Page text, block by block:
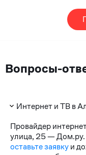
Вопросы-
Интернет и ТВ в
Провайдер
улица, 25 —
оставьте заявкуи